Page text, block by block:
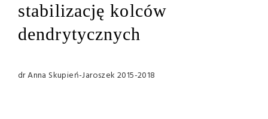
stabilizację kolców
dendrytycznych
dr Anna Skupień-Jaroszek 2015-2018